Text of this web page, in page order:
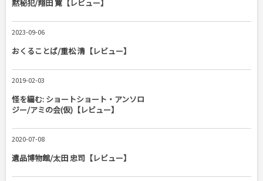
黙秘犯/翔田 寛【レビュー】
2023-09-06
おくることば/重松 清【レビュー】
2019-02-03
怪を編む: ショートショート・アンソロ
ジー/アミの会(仮)【レビュー】
2020-07-08
遺品博物館/太田 忠司【レビュー】